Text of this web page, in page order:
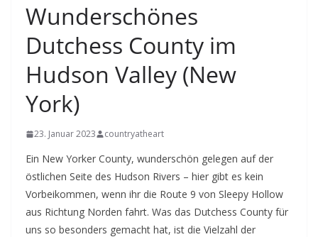
Wunderschönes
Dutchess County im
Hudson Valley (New
York)
23. Januar 2023 countryatheart
Ein New Yorker County, wunderschön gelegen auf der
östlichen Seite des Hudson Rivers – hier gibt es kein
Vorbeikommen, wenn ihr die Route 9 von Sleepy Hollow
aus Richtung Norden fahrt. Was das Dutchess County für
uns so besonders gemacht hat, ist die Vielzahl der